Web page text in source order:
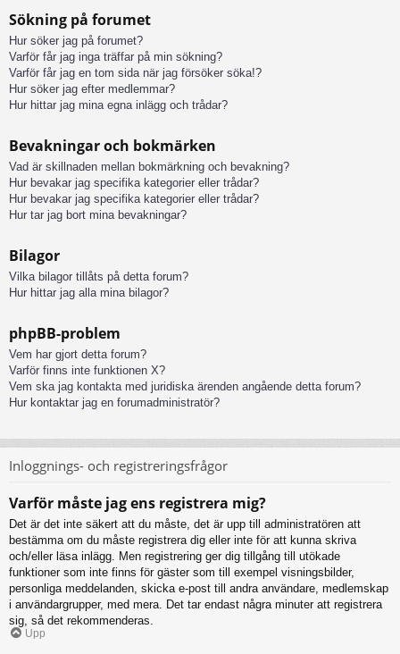
Sökning på forumet
Hur söker jag på forumet?
Varför får jag inga träffar på min sökning?
Varför får jag en tom sida när jag försöker söka!?
Hur söker jag efter medlemmar?
Hur hittar jag mina egna inlägg och trådar?
Bevakningar och bokmärken
Vad är skillnaden mellan bokmärkning och bevakning?
Hur bevakar jag specifika kategorier eller trådar?
Hur bevakar jag specifika kategorier eller trådar?
Hur tar jag bort mina bevakningar?
Bilagor
Vilka bilagor tillåts på detta forum?
Hur hittar jag alla mina bilagor?
phpBB-problem
Vem har gjort detta forum?
Varför finns inte funktionen X?
Vem ska jag kontakta med juridiska ärenden angående detta forum?
Hur kontaktar jag en forumadministratör?
Inloggnings- och registreringsfrågor
Varför måste jag ens registrera mig?
Det är det inte säkert att du måste, det är upp till administratören att
bestämma om du måste registrera dig eller inte för att kunna skriva
och/eller läsa inlägg. Men registrering ger dig tillgång till utökade
funktioner som inte finns för gäster som till exempel visningsbilder,
personliga meddelanden, skicka e-post till andra användare, medlemskap
i användargrupper, med mera. Det tar endast några minuter att registrera
sig, så det rekommenderas.
Upp